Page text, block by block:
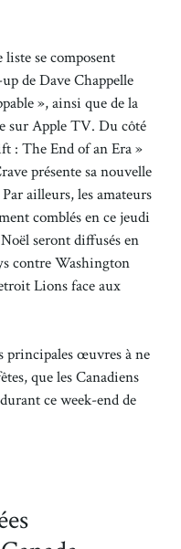
liste se composent
de Dave Chappelle
», ainsi que de la
sur Apple TV. Du côté
: The End of an Era »
présente sa nouvelle
ailleurs, les amateurs
comblés en ce jeudi
seront diffusés en
contre Washington
Lions face aux
principales œuvres à ne
que les Canadiens
ce week-end de